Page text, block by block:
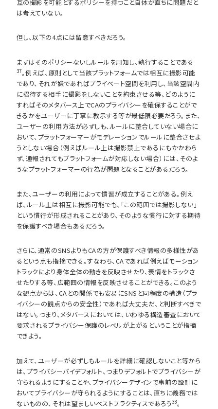
互の撮影を可能とするポリシーを持つこと自体が直ちに問題だと
は考えていない。
但し、以下の4点には留意すべきだろう。
まずはそのポリシーないしルールを周知し、執行することである
37。例えば、原則として当該プラットフォームでは相互に撮影可能
であり、それが嫌であればプライベート空間を利用し、当該空間内
に招待する相手に撮影をしないことを約束させる等、どのように
すればそのメタバース上でCAのプライバシーを確保することがで
きるかをユーザーに丁寧に教示する等が最低限必要だろう。また、
ユーザーの利用方法が必ずしも、ルールに整合していない場合に
おいて、プラットフォーマーがモデレーションでルールに整合させよ
うとしない場合（例えばルール上は撮影禁止であるにもかかわら
ず、通報されてもプラットフォームが対応しない場合）には、そのよ
うなプラットフォーマーの行為が問題となることがあるだろう。
また、ユーザーの利用によって慣習が成立することがある。例え
ば、ルール上は相互に撮影可能でも、「この範囲では撮影しない」
という慣行が形成されることがあり、そのような慣行に対する期待
を保護すべき場合もあるだろう。
さらに、通常のSNSよりもCAの方が保護すべき情報の多様性があ
るという点も指摘できる。すなわち、CAであれば例えばモーション
トラックにより身体全体の動きを反映させたり、表情をトラックさ
せたりする等、広範囲の情報を反映させることができる。このよう
な観点からは、CAとの関係でも安易にSNSと同程度の構造（プラ
イバシーの観点からの安全性）であれば大丈夫だ、と判断すべきで
はない。つまり、メタバースにおいては、いわゆる構造審査において
要求されるプライバシー保護のレベルが上がるということが指摘
できよう。
加えて、ユーザーが必ずしもルールを詳細に確認しないこと等から
は、プライバシーバイデフォルト、つまりデフォルトでプライバシーが
守られるようにすることや、プライバシーデザインで事前の設計に
おいてプライバシーが守られるようにすることは、直ちに義務では
ないものの、それは望ましいベストプラクティスであろう38。